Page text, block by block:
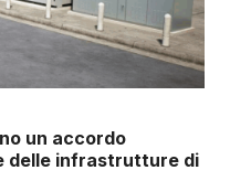
un accordo
delle infrastrutture di